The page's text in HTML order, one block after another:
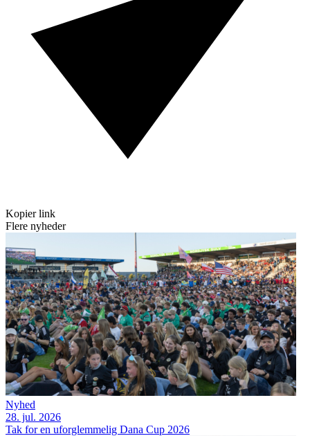
Kopier link
Flere nyheder
Nyhed
28. jul. 2026
Tak for en uforglemmelig Dana Cup 2026